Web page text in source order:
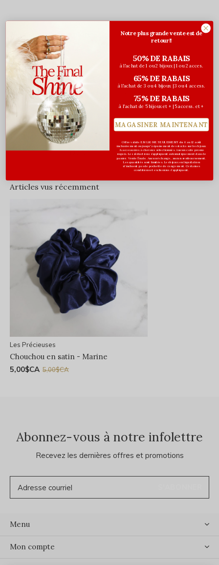
Description complète
Taille régulière
Élastique robuste et ultraextensible
Tissu satiné brillant
Convient à tous les types de cheveux
Évaluations
0/ 5
Articles vus récemment
Les Précieuses
Chouchou en satin - Marine
5,00$CA 5,00$CA
Abonnez-vous à notre infolettre
Recevez les dernières offres et promotions
Menu
Mon compte
Notre plus grande vente est de
retour!!
50% DE RABAIS
à l'achat de 1 ou 2 bijoux | 1 ou 2 acces.
65% DE RABAIS
à l'achat de 3 ou 4 bijoux | 3 ou 4 access.
75% DE RABAIS
à l'achat de 5 bijoux et + | 5 access. et +
MAGASINER MAINTENANT
Offre valide EN LIGNE SEULEMENT du 6 au 12 août
inclusivement ou jusqu'à épuisement des stocks sur les bijoux
& accessoires à cheveux sélectionnés. Aucun code promo
requis. Les réductions s’appliquent automatiquement dans le
panier. Vente finale. Aucun échange, aucun remboursement.
Les quantités sont limitées. Les bijoux en liquidation
n'incluent pas de pochette de rangement. Certaines
conditions et exclusions s'appliquent.